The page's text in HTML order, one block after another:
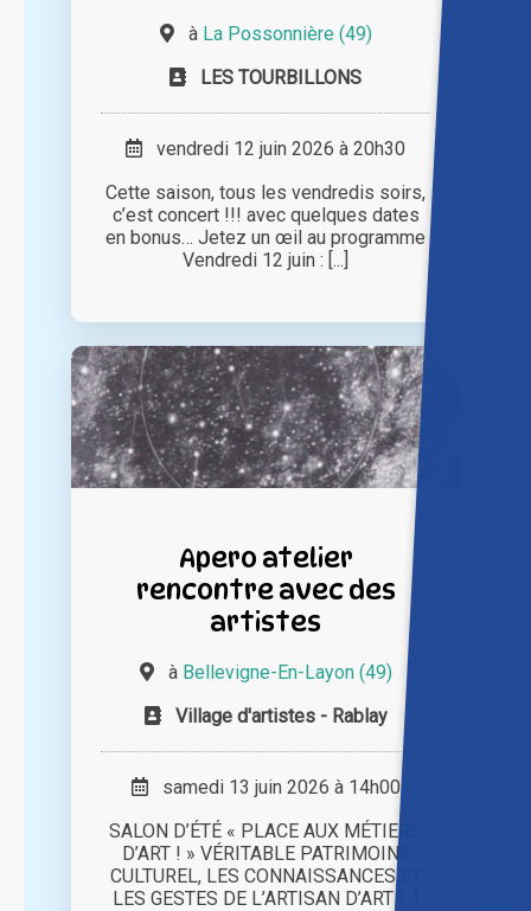
à La Possonnière (49)
LES TOURBILLONS
vendredi 12 juin 2026 à 20h30
Cette saison, tous les vendredis soirs,
c’est concert !!! avec quelques dates
en bonus… Jetez un œil au programme
Vendredi 12 juin : [...]
Apero atelier
rencontre avec des
artistes
à Bellevigne-En-Layon (49)
Village d'artistes - Rablay
samedi 13 juin 2026 à 14h00
SALON D’ÉTÉ « PLACE AUX MÉTIERS
D’ART ! » VÉRITABLE PATRIMOINE
CULTUREL, LES CONNAISSANCES ET
LES GESTES DE L’ARTISAN D’ART [...]